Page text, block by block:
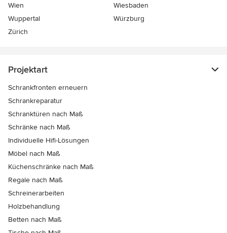
Wien
Wiesbaden
Wuppertal
Würzburg
Zürich
Projektart
Schrankfronten erneuern
Schrankreparatur
Schranktüren nach Maß
Schränke nach Maß
Individuelle Hifi-Lösungen
Möbel nach Maß
Küchenschränke nach Maß
Regale nach Maß
Schreinerarbeiten
Holzbehandlung
Betten nach Maß